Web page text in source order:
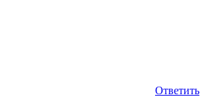
Ответить